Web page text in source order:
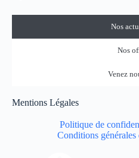
Nos
Nos
Venez
Mentions Légales
Politique de
Conditions